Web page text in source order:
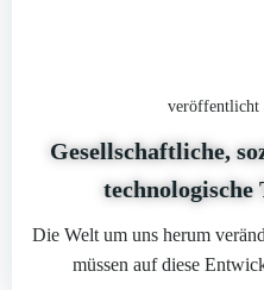
veröffentlicht
Gesellschaftliche,
technologische
Die Welt um uns herum
müssen auf diese